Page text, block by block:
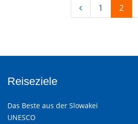
1 2
Reiseziele
Das Beste aus der Slowakei
UNESCO